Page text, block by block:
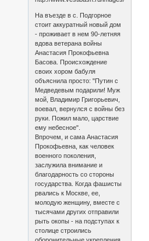
На въезде в с. Подгорное
стоит аккуратный новый дом
- проживает в нем 90-летняя
вдова ветерана войны
Анастасия Прокофьевна
Басова. Происхождение
своих хором бабуля
объяснила просто: "Путин с
Медведевым подарили! Муж
мой, Владимир Григорьевич,
воевал, вернулся с войны без
руки. Пожил мало, царствие
ему небесное".
Впрочем, и сама Анастасия
Прокофьевна, как человек
военного поколения,
заслужила внимание и
благодарность со стороны
государства. Когда фашисты
рвались к Москве, ее,
молодую женщину, вместе с
тысячами других отправили
рыть окопы - на подступах к
столице строились